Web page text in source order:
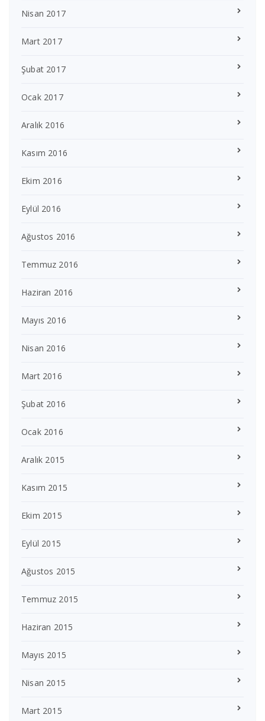
Nisan 2017
Mart 2017
Şubat 2017
Ocak 2017
Aralık 2016
Kasım 2016
Ekim 2016
Eylül 2016
Ağustos 2016
Temmuz 2016
Haziran 2016
Mayıs 2016
Nisan 2016
Mart 2016
Şubat 2016
Ocak 2016
Aralık 2015
Kasım 2015
Ekim 2015
Eylül 2015
Ağustos 2015
Temmuz 2015
Haziran 2015
Mayıs 2015
Nisan 2015
Mart 2015